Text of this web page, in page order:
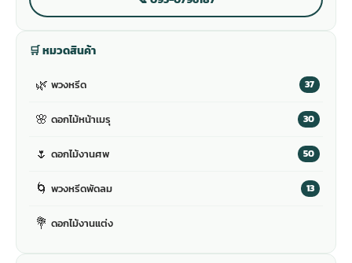
🛒 หมวดสินค้า
🌿 พวงหรีด 37
🌸 ดอกไม้หน้าเมรุ 30
🌷 ดอกไม้งานศพ 50
🌀 พวงหรีดพัดลม 13
💐 ดอกไม้งานแต่ง